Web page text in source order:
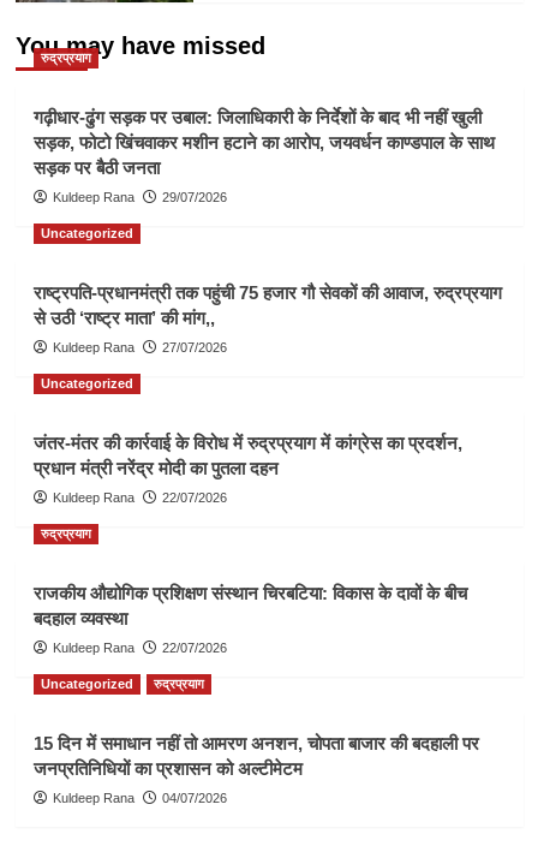
You may have missed
रुद्रप्रयाग
गढ़ीधार-ढुंग सड़क पर उबाल: जिलाधिकारी के निर्देशों के बाद भी नहीं खुली
सड़क, फोटो खिंचवाकर मशीन हटाने का आरोप, जयवर्धन काण्डपाल के साथ
सड़क पर बैठी जनता
Kuldeep Rana 29/07/2026
Uncategorized
राष्ट्रपति-प्रधानमंत्री तक पहुंची 75 हजार गौ सेवकों की आवाज, रुद्रप्रयाग
से उठी ‘राष्ट्र माता’ की मांग,,
Kuldeep Rana 27/07/2026
Uncategorized
जंतर-मंतर की कार्रवाई के विरोध में रुद्रप्रयाग में कांग्रेस का प्रदर्शन,
प्रधान मंत्री नरेंद्र मोदी का पुतला दहन
Kuldeep Rana 22/07/2026
रुद्रप्रयाग
राजकीय औद्योगिक प्रशिक्षण संस्थान चिरबटिया: विकास के दावों के बीच
बदहाल व्यवस्था
Kuldeep Rana 22/07/2026
Uncategorized रुद्रप्रयाग
15 दिन में समाधान नहीं तो आमरण अनशन, चोपता बाजार की बदहाली पर
जनप्रतिनिधियों का प्रशासन को अल्टीमेटम
Kuldeep Rana 04/07/2026